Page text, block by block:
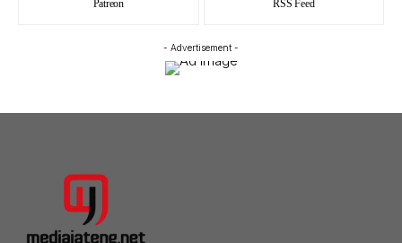
Patreon RSS Feed
- Advertisement -